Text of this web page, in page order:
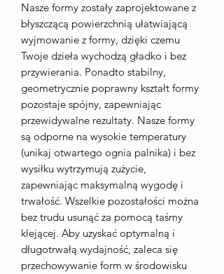
Nasze formy zostały zaprojektowane z
błyszczącą powierzchnią ułatwiającą
wyjmowanie z formy, dzięki czemu
Twoje dzieła wychodzą gładko i bez
przywierania. Ponadto stabilny,
geometrycznie poprawny kształt formy
pozostaje spójny, zapewniając
przewidywalne rezultaty. Nasze formy
są odporne na wysokie temperatury
(unikaj otwartego ognia palnika) i bez
wysiłku wytrzymują zużycie,
zapewniając maksymalną wygodę i
trwałość. Wszelkie pozostałości można
bez trudu usunąć za pomocą taśmy
klejącej. Aby uzyskać optymalną i
długotrwałą wydajność, zaleca się
przechowywanie form w środowisku